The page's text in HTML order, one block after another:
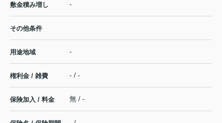
敷金積み増し -
その他条件
用途地域 -
権利金 / 雑費 - / -
保険加入 / 料金 無 / -